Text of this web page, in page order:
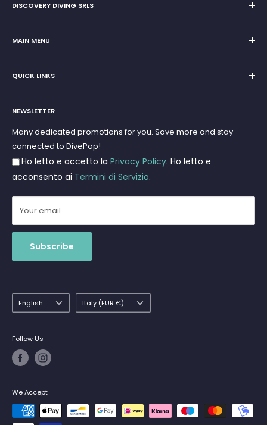
DISCOVERY DIVING SRLS
Sole Proprietorship of Giovanni Chiera di Vasco
San Teodoro, Marina di Puntaldia 07052
MAIN MENU
Home
Super Offer
Brands
Scuba diving
Freediving and Spearfishing
Gift Cards
QUICK LINKS
Search
Terms and Conditions
Privacy Policy
Returns and Refunds
Shipments
NEWSLETTER
Many dedicated promotions for you. Save more and stay
connected to DivePop!
Ho letto e accetto la Privacy Policy. Ho letto e
acconsento ai Termini di Servizio.
Your email
Subscribe
Language
English Country/region
Italy (EUR €)
Follow Us
We Accept